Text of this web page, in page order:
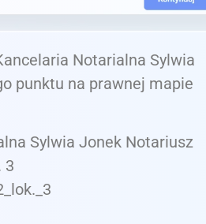
Notarialna Sylwia
punktu na prawnej mapie
Sylwia Jonek Notariusz
3